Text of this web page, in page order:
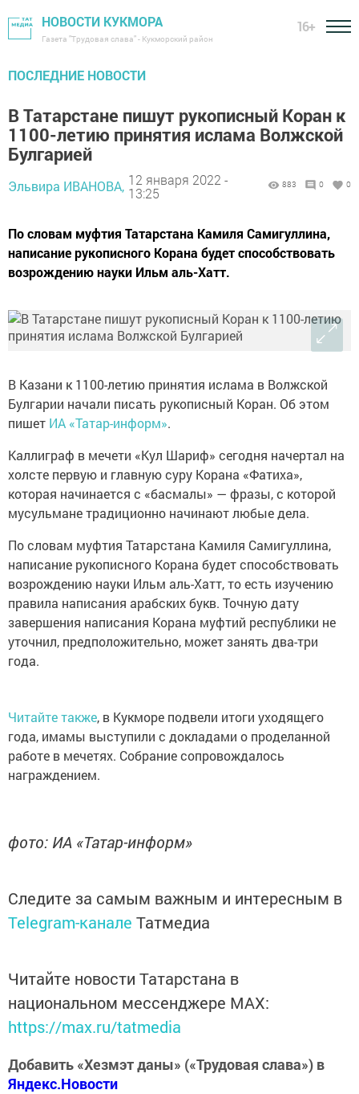
НОВОСТИ КУКМОРА
Газета "Трудовая слава" - Кукморский район
16+
ПОСЛЕДНИЕ НОВОСТИ
В Татарстане пишут рукописный Коран к
1100-летию принятия ислама Волжской
Булгарией
Эльвира ИВАНОВА, 12 января 2022 -
13:25
883 0 0
По словам муфтия Татарстана Камиля Самигуллина,
написание рукописного Корана будет способствовать
возрождению науки Ильм аль-Хатт.
В Казани к 1100-летию принятия ислама в Волжской
Булгарии начали писать рукописный Коран. Об этом
пишет ИА «Татар-информ».
Каллиграф в мечети «Кул Шариф» сегодня начертал на
холсте первую и главную суру Корана «Фатиха»,
которая начинается с «басмалы» — фразы, с которой
мусульмане традиционно начинают любые дела.
По словам муфтия Татарстана Камиля Самигуллина,
написание рукописного Корана будет способствовать
возрождению науки Ильм аль-Хатт, то есть изучению
правила написания арабских букв. Точную дату
завершения написания Корана муфтий республики не
уточнил, предположительно, может занять два-три
года.
Читайте также, в Кукморе подвели итоги уходящего
года, имамы выступили с докладами о проделанной
работе в мечетях. Собрание сопровождалось
награждением.
фото: ИА «Татар-информ»
Следите за самым важным и интересным в
Telegram-канале Татмедиа
Читайте новости Татарстана в
национальном мессенджере MАХ:
https://max.ru/tatmedia
Добавить «Хезмэт даны» («Трудовая слава») в
Яндекс.Новости